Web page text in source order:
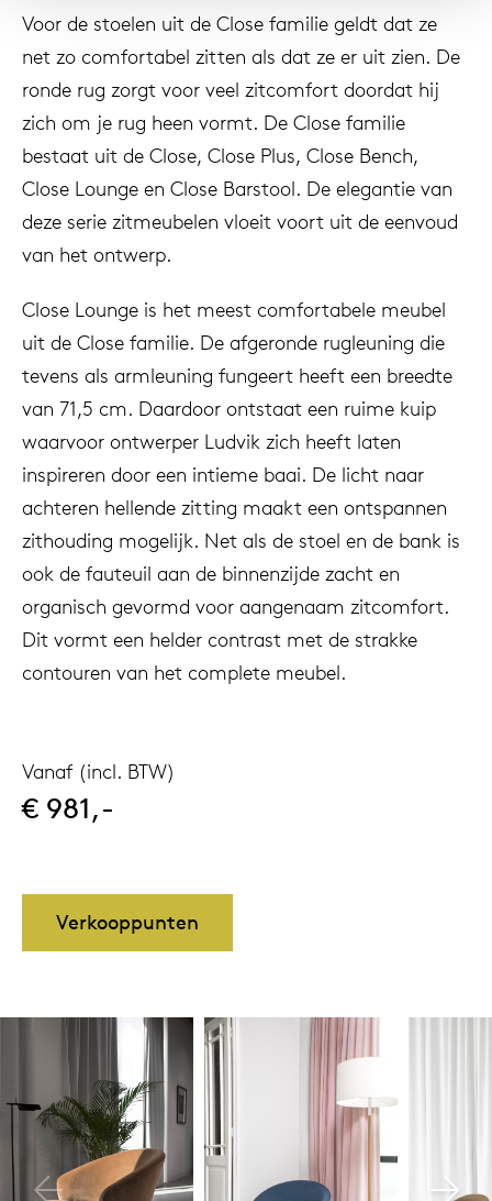
Voor de stoelen uit de Close familie geldt dat ze
net zo comfortabel zitten als dat ze er uit zien. De
ronde rug zorgt voor veel zitcomfort doordat hij
zich om je rug heen vormt. De Close familie
bestaat uit de Close, Close Plus, Close Bench,
Close Lounge en Close Barstool. De elegantie van
deze serie zitmeubelen vloeit voort uit de eenvoud
van het ontwerp.
Close Lounge is het meest comfortabele meubel
uit de Close familie. De afgeronde rugleuning die
tevens als armleuning fungeert heeft een breedte
van 71,5 cm. Daardoor ontstaat een ruime kuip
waarvoor ontwerper Ludvik zich heeft laten
inspireren door een intieme baai. De licht naar
achteren hellende zitting maakt een ontspannen
zithouding mogelijk. Net als de stoel en de bank is
ook de fauteuil aan de binnenzijde zacht en
organisch gevormd voor aangenaam zitcomfort.
Dit vormt een helder contrast met de strakke
contouren van het complete meubel.
Vanaf (incl. BTW)
€ 981,-
Verkooppunten